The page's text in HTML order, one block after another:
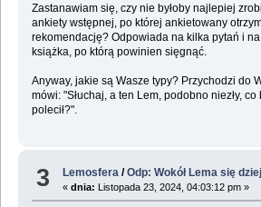
Zastanawiam się, czy nie byłoby najlepiej
ankiety wstępnej, po której ankietowany
rekomendację? Odpowiada na kilka pytań i
książka, po którą powinien sięgnąć.
Anyway, jakie są Wasze typy? Przychodzi do
mówi: "Słuchaj, a ten Lem, podobno niezły,
polecił?".
3 Lemosfera /Odp: Wokół Lema się
«dnia: Listopada 23, 2024, 04:03:12 pm »